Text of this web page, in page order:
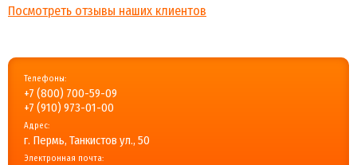
Посмотреть отзывы наших клиентов
Телефоны:
+7 (800) 700-59-09
+7 (910) 973-01-00
Адрес:
г. Пермь, Танкистов ул., 50
Электронная почта: